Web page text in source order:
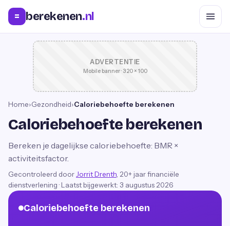
= berekenen.nl
ADVERTENTIE
Mobile banner · 320 × 100
Home›Gezondheid›Caloriebehoefte berekenen
Caloriebehoefte berekenen
Bereken je dagelijkse caloriebehoefte: BMR ×
activiteitsfactor.
Gecontroleerd door Jorrit Drenth , 20+ jaar financiële
dienstverlening · Laatst bijgewerkt: 3 augustus 2026
Caloriebehoefte berekenen